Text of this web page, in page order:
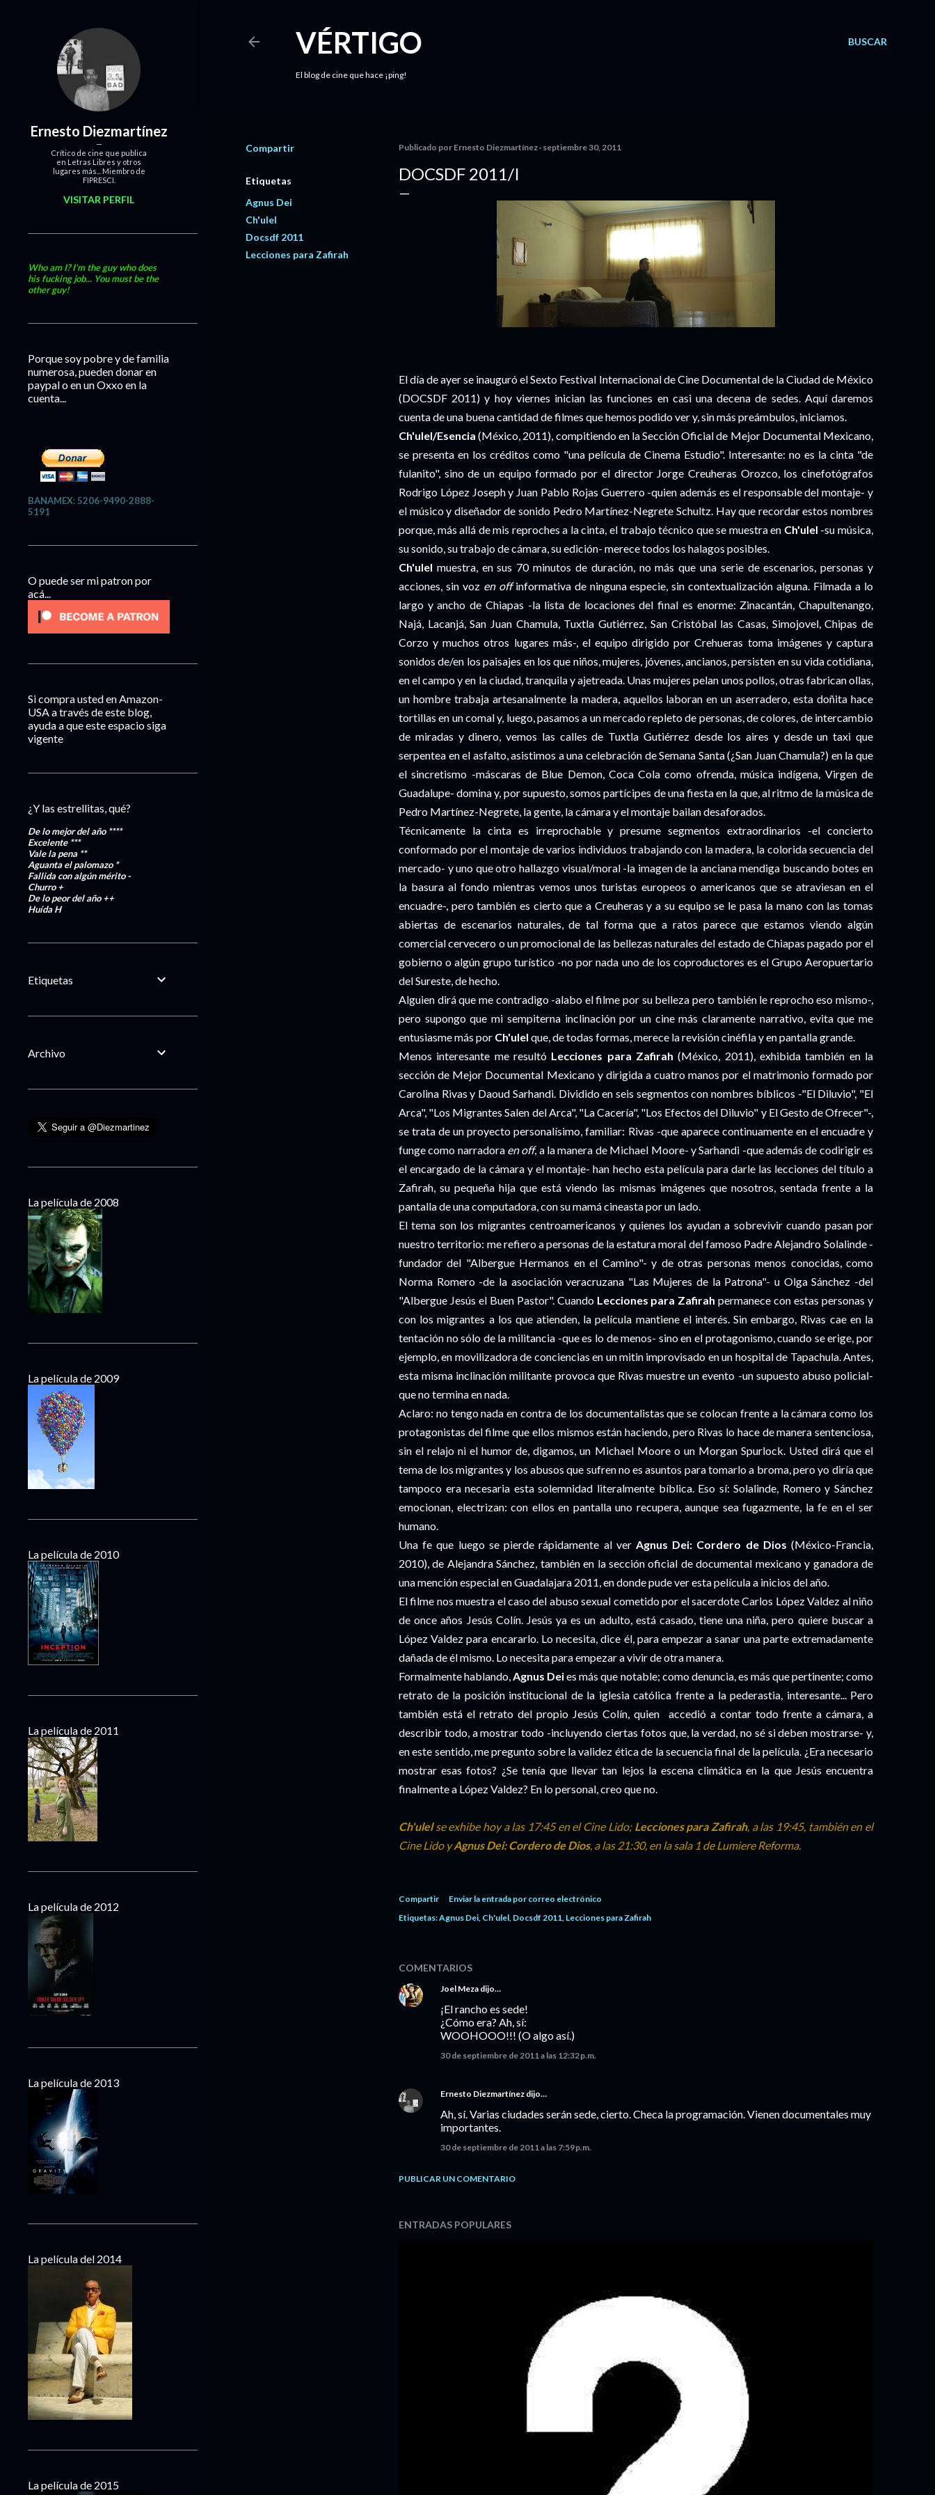
BUSCAR
VÉRTIGO
El blog de cine que hace ¡ping!
Compartir
Etiquetas
Agnus Dei
Ch'ulel
Docsdf 2011
Lecciones para Zafirah
Publicado por Ernesto Diezmartínez septiembre 30, 2011
DOCSDF 2011/I
El día de ayer se inauguró el Sexto Festival Internacional de Cine Documental de la Ciudad de México
(DOCSDF 2011) y hoy viernes inician las funciones en casi una decena de sedes. Aquí daremos
cuenta de una buena cantidad de filmes que hemos podido ver y, sin más preámbulos, iniciamos.
Ch'ulel/Esencia (México, 2011), compitiendo en la Sección Oficial de Mejor Documental Mexicano,
se presenta en los créditos como "una película de Cinema Estudio". Interesante: no es la cinta "de
fulanito", sino de un equipo formado por el director Jorge Creuheras Orozco, los cinefotógrafos
Rodrigo López Joseph y Juan Pablo Rojas Guerrero -quien además es el responsable del montaje- y
el músico y diseñador de sonido Pedro Martínez-Negrete Schultz. Hay que recordar estos nombres
porque, más allá de mis reproches a la cinta, el trabajo técnico que se muestra en Ch'ulel -su música,
su sonido, su trabajo de cámara, su edición- merece todos los halagos posibles.
Ch'ulel muestra, en sus 70 minutos de duración, no más que una serie de escenarios, personas y
acciones, sin voz en offinformativa de ninguna especie, sin contextualización alguna. Filmada a lo
largo y ancho de Chiapas -la lista de locaciones del final es enorme: Zinacantán, Chapultenango,
Najá, Lacanjá, San Juan Chamula, Tuxtla Gutiérrez, San Cristóbal las Casas, Simojovel, Chipas de
Corzo y muchos otros lugares más-, el equipo dirigido por Crehueras toma imágenes y captura
sonidos de/en los paisajes en los que niños, mujeres, jóvenes, ancianos, persisten en su vida cotidiana,
en el campo y en la ciudad, tranquila y ajetreada. Unas mujeres pelan unos pollos, otras fabrican ollas,
un hombre trabaja artesanalmente la madera, aquellos laboran en un aserradero, esta doñita hace
tortillas en un comal y, luego, pasamos a un mercado repleto de personas, de colores, de intercambio
de miradas y dinero, vemos las calles de Tuxtla Gutiérrez desde los aires y desde un taxi que
serpentea en el asfalto, asistimos a una celebración de Semana Santa (¿San Juan Chamula?) en la que
el sincretismo -máscaras de Blue Demon, Coca Cola como ofrenda, música indígena, Virgen de
Guadalupe- domina y, por supuesto, somos partícipes de una fiesta en la que, al ritmo de la música de
Pedro Martínez-Negrete, la gente, la cámara y el montaje bailan desaforados.
Técnicamente la cinta es irreprochable y presume segmentos extraordinarios -el concierto
conformado por el montaje de varios individuos trabajando con la madera, la colorida secuencia del
mercado- y uno que otro hallazgo visual/moral -la imagen de la anciana mendiga buscando botes en
la basura al fondo mientras vemos unos turistas europeos o americanos que se atraviesan en el
encuadre-, pero también es cierto que a Creuheras y a su equipo se le pasa la mano con las tomas
abiertas de escenarios naturales, de tal forma que a ratos parece que estamos viendo algún
comercial cervecero o un promocional de las bellezas naturales del estado de Chiapas pagado por el
gobierno o algún grupo turístico -no por nada uno de los coproductores es el Grupo Aeropuertario
del Sureste, de hecho.
Alguien dirá que me contradigo -alabo el filme por su belleza pero también le reprocho eso mismo-,
pero supongo que mi sempiterna inclinación por un cine más claramente narrativo, evita que me
entusiasme más por Ch'ulel que, de todas formas, merece la revisión cinéfila y en pantalla grande.
Menos interesante me resultó Lecciones para Zafirah (México, 2011), exhibida también en la
sección de Mejor Documental Mexicano y dirigida a cuatro manos por el matrimonio formado por
Carolina Rivas y Daoud Sarhandi. Dividido en seis segmentos con nombres bíblicos -"El Diluvio", "El
Arca", "Los Migrantes Salen del Arca", "La Cacería", "Los Efectos del Diluvio" y El Gesto de Ofrecer"-,
se trata de un proyecto personalísimo, familiar: Rivas -que aparece continuamente en el encuadre y
funge como narradora en off, a la manera de Michael Moore- y Sarhandi -que además de codirigir es
el encargado de la cámara y el montaje- han hecho esta película para darle las lecciones del título a
Zafirah, su pequeña hija que está viendo las mismas imágenes que nosotros, sentada frente a la
pantalla de una computadora, con su mamá cineasta por un lado.
El tema son los migrantes centroamericanos y quienes los ayudan a sobrevivir cuando pasan por
nuestro territorio: me refiero a personas de la estatura moral del famoso Padre Alejandro Solalinde -
fundador del "Albergue Hermanos en el Camino"- y de otras personas menos conocidas, como
Norma Romero -de la asociación veracruzana "Las Mujeres de la Patrona"- u Olga Sánchez -del
"Albergue Jesús el Buen Pastor". Cuando Lecciones para Zafirah permanece con estas personas y
con los migrantes a los que atienden, la película mantiene el interés. Sin embargo, Rivas cae en la
tentación no sólo de la militancia -que es lo de menos- sino en el protagonismo, cuando se erige, por
ejemplo, en movilizadora de conciencias en un mitin improvisado en un hospital de Tapachula. Antes,
esta misma inclinación militante provoca que Rivas muestre un evento -un supuesto abuso policial-
que no termina en nada.
Aclaro: no tengo nada en contra de los documentalistas que se colocan frente a la cámara como los
protagonistas del filme que ellos mismos están haciendo, pero Rivas lo hace de manera sentenciosa,
sin el relajo ni el humor de, digamos, un Michael Moore o un Morgan Spurlock. Usted dirá que el
tema de los migrantes y los abusos que sufren no es asuntos para tomarlo a broma, pero yo diría que
tampoco era necesaria esta solemnidad literalmente bíblica. Eso sí: Solalinde, Romero y Sánchez
emocionan, electrizan: con ellos en pantalla uno recupera, aunque sea fugazmente, la fe en el ser
humano.
Una fe que luego se pierde rápidamente al ver Agnus Dei: Cordero de Dios (México-Francia,
2010), de Alejandra Sánchez, también en la sección oficial de documental mexicano y ganadora de
una mención especial en Guadalajara 2011, en donde pude ver esta película a inicios del año.
El filme nos muestra el caso del abuso sexual cometido por el sacerdote Carlos López Valdez al niño
de once años Jesús Colín. Jesús ya es un adulto, está casado, tiene una niña, pero quiere buscar a
López Valdez para encararlo. Lo necesita, dice él, para empezar a sanar una parte extremadamente
dañada de él mismo. Lo necesita para empezar a vivir de otra manera.
Formalmente hablando,Agnus Deies más que notable; como denuncia, es más que pertinente; como
retrato de la posición institucional de la iglesia católica frente a la pederastia, interesante... Pero
también está el retrato del propio Jesús Colín, quien accedió a contar todo frente a cámara, a
describir todo, a mostrar todo -incluyendo ciertas fotos que, la verdad, no sé si deben mostrarse- y,
en este sentido, me pregunto sobre la validez ética de la secuencia final de la película. ¿Era necesario
mostrar esas fotos? ¿Se tenía que llevar tan lejos la escena climática en la que Jesús encuentra
finalmente a López Valdez? En lo personal, creo que no.
Ch'ulelse exhibe hoy a las 17:45 en el Cine Lido; Lecciones para Zafirah, a las 19:45, también en el
Cine Lido yAgnus Dei: Cordero de Dios, a las 21:30, en la sala 1 de Lumiere Reforma.
Compartir
Enviar la entrada por correo electrónico
Etiquetas:Agnus Dei Ch'ulel Docsdf 2011 Lecciones para Zafirah
COMENTARIOS
Joel Meza dijo…
¡El rancho es sede!
¿Cómo era? Ah, sí:
WOOHOOO!!! (O algo así.)
30 de septiembre de 2011 a las 12:32 p.m.
Ernesto Diezmartínez dijo…
Ah, sí. Varias ciudades serán sede, cierto. Checa la programación. Vienen documentales muy
importantes.
30 de septiembre de 2011 a las 7:59 p.m.
PUBLICAR UN COMENTARIO
ENTRADAS POPULARES
Ernesto Diezmartínez
Crítico de cine que publica
en Letras Libres y otros
lugares más... Miembro de
FIPRESCI.
VISITAR PERFIL
Who am I? I'm the guy who does
his fucking job... You must be the
other guy!
Porque soy pobre y de familia
numerosa, pueden donar en
paypal o en un Oxxo en la
cuenta...
BANAMEX: 5206-9490-2888-
5191
O puede ser mi patron por
acá...
Si compra usted en Amazon-
USA a través de este blog,
ayuda a que este espacio siga
vigente
¿Y las estrellitas, qué?
De lo mejor del año ****
Excelente***
Vale la pena **
Aguanta el palomazo *
Fallida con algún mérito-
Churro+
De lo peor del año++
HuídaH
Etiquetas
Archivo
La película de 2008
La película de 2009
La película de 2010
La película de 2011
La película de 2012
La película de 2013
La película del 2014
La película de 2015